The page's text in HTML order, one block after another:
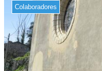
Colaboradores